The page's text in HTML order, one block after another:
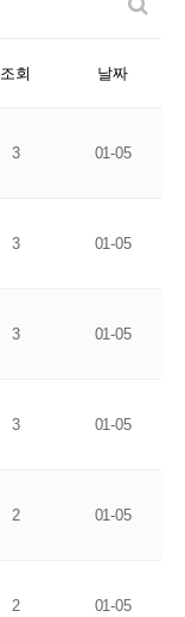
조회 날짜
3 01-05
3 01-05
3 01-05
3 01-05
2 01-05
2 01-05